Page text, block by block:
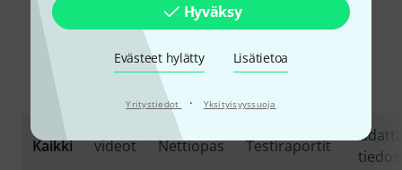
Hyväksy
Evästeet hylätty Lisätietoa
Yritystiedot · Yksityisyyssuoja
Lue kaikki arvostelut
Tiesitkö?
Kaikki videot Nettiopas Testiraportit